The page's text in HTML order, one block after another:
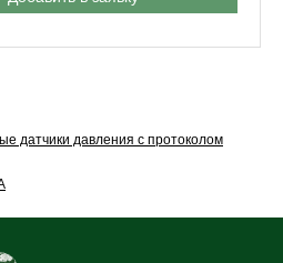
датчики давления с протоколом